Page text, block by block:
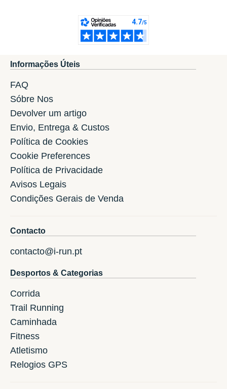
Informações Úteis
FAQ
Sóbre Nos
Devolver um artigo
Envio, Entrega & Custos
Política de Cookies
Cookie Preferences
Política de Privacidade
Avisos Legais
Condições Gerais de Venda
Contacto
contacto@i-run.pt
Desportos & Categorias
Corrida
Trail Running
Caminhada
Fitness
Atletismo
Relogios GPS